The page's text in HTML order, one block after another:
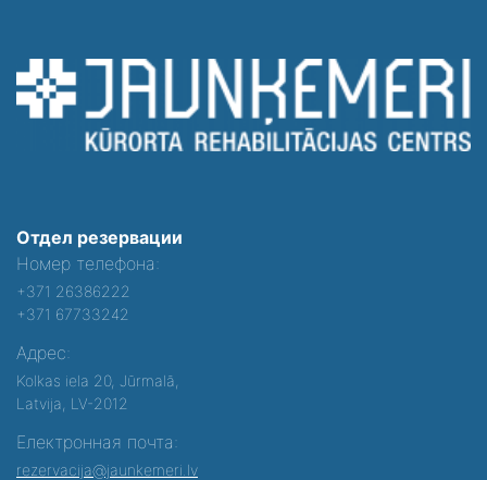
Отдел резервации
Номер телефона:
+371 26386222
+371 67733242
Адрес:
Kolkas iela 20, Jūrmalā,
Latvija, LV-2012
Електронная почта:
rezervacija@jaunkemeri.lv